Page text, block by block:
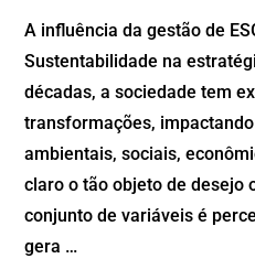
A influência da gestão de
Sustentabilidade na
décadas, a sociedade tem
transformações,
ambientais, sociais,
claro o tão objeto de desejo
conjunto de variáveis é
gera …